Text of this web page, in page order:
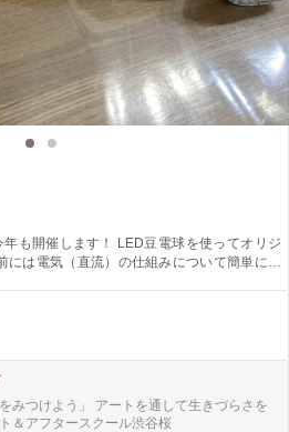
LED豆電球を使ってオリジ
には電気（直流）の仕組みについて簡単にお
年の自由研究はこれで決まり！ この機会に
みつけよう」 アートを通して生きづらさを
＆アフタースクール渋谷桜